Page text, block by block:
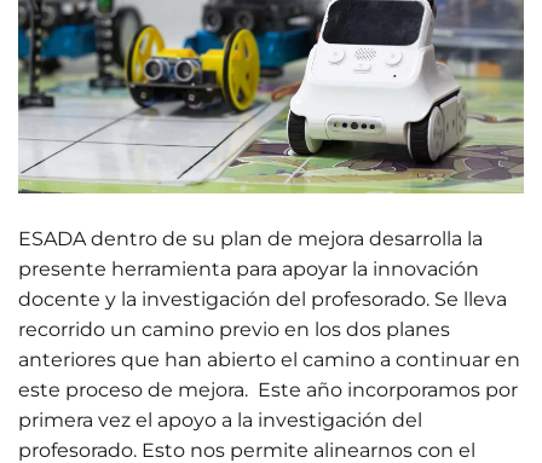
ESADA dentro de su plan de mejora desarrolla la
presente herramienta para apoyar la innovación
docente y la investigación del profesorado. Se lleva
recorrido un camino previo en los dos planes
anteriores que han abierto el camino a continuar en
este proceso de mejora. Este año incorporamos por
primera vez el apoyo a la investigación del
profesorado. Esto nos permite alinearnos con el